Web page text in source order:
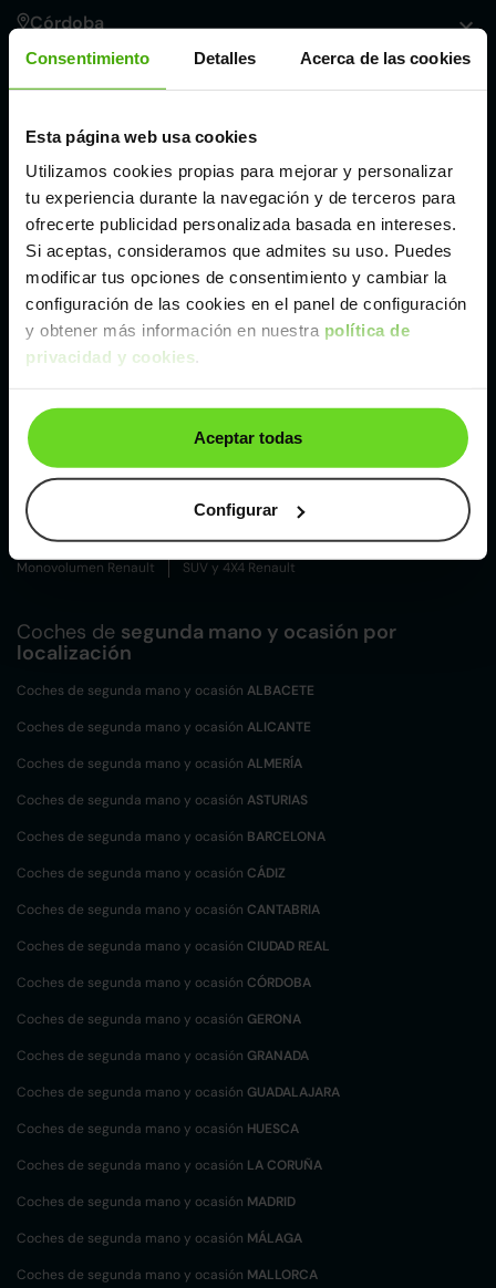
Consentimiento Detalles Acerca de las cookies
Esta página web usa cookies
Utilizamos cookies propias para mejorar y personalizar
tu experiencia durante la navegación y de terceros para
ofrecerte publicidad personalizada basada en intereses.
Si aceptas, consideramos que admites su uso. Puedes
modificar tus opciones de consentimiento y cambiar la
configuración de las cookies en el panel de configuración
y obtener más información en nuestra política de
privacidad y cookies.
Aceptar todas
Configurar
Córdoba
Madrid
Valencia
Zaragoza
Otros coches Monovolumen de Renault de
Renault Espace
Tipos de carrocerías Renault
Compacto Renault
Monovolumen Renault SUV y 4X4 Renault
Coches de segunda mano y ocasión por
localización
Coches de segunda mano y ocasión ALBACETE
Coches de segunda mano y ocasión ALICANTE
Coches de segunda mano y ocasión ALMERÍA
Coches de segunda mano y ocasión ASTURIAS
Coches de segunda mano y ocasión BARCELONA
Coches de segunda mano y ocasión CÁDIZ
Coches de segunda mano y ocasión CANTABRIA
Coches de segunda mano y ocasión CIUDAD REAL
Coches de segunda mano y ocasión CÓRDOBA
Coches de segunda mano y ocasión GERONA
Coches de segunda mano y ocasión GRANADA
Coches de segunda mano y ocasión GUADALAJARA
Coches de segunda mano y ocasión HUESCA
Coches de segunda mano y ocasión LA CORUÑA
Coches de segunda mano y ocasión MADRID
Coches de segunda mano y ocasión MÁLAGA
Coches de segunda mano y ocasión MALLORCA